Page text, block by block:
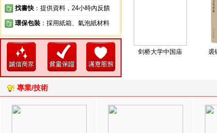
找書快 ：提供資料，24小時內反饋
環保包裝 ：採用紙箱、氣泡紙材料
剑桥大学中国庙 裘
專業/技術